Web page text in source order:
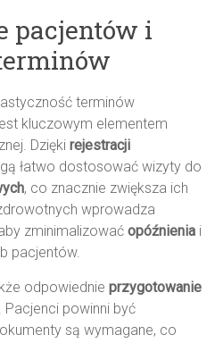
pacjentów i
terminów
kluczowym elementem
Dziękirejestracji
łatwo dostosować wizyty do
, co znacznie zwiększa ich
wprowadza
zminimalizowaćopóźnienia i
pacjentów.
odpowiednieprzygotowanie
powinni być
są wymagane, co